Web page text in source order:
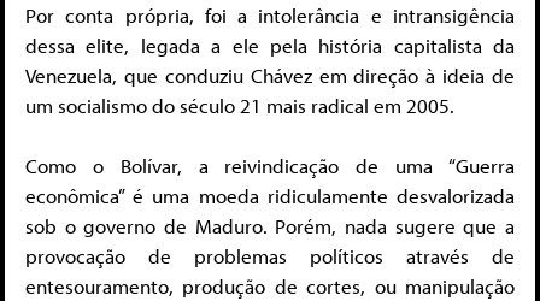
Por conta própria, foi a intolerância e intransigência
dessa elite, legada a ele pela história capitalista da
Venezuela, que conduziu Chávez em direção à ideia de
um socialismo do século 21 mais radical em 2005.
Como o Bolívar, a reivindicação de uma “Guerra
econômica” é uma moeda ridiculamente desvalorizada
sob o governo de Maduro. Porém, nada sugere que a
provocação de problemas políticos através de
entesouramento, produção de cortes, ou manipulação